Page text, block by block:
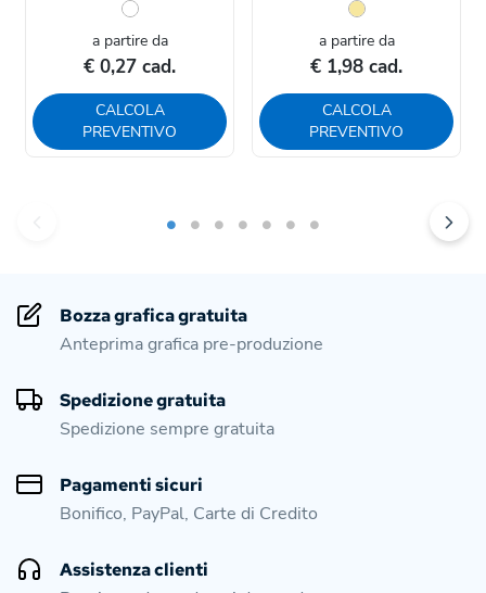
a partire da
€ 0,27 cad.
CALCOLA
PREVENTIVO
a partire da
€ 1,98 cad.
CALCOLA
PREVENTIVO
Bozza grafica gratuita
Anteprima grafica pre-produzione
Spedizione gratuita
Spedizione sempre gratuita
Pagamenti sicuri
Bonifico, PayPal, Carte di Credito
Assistenza clienti